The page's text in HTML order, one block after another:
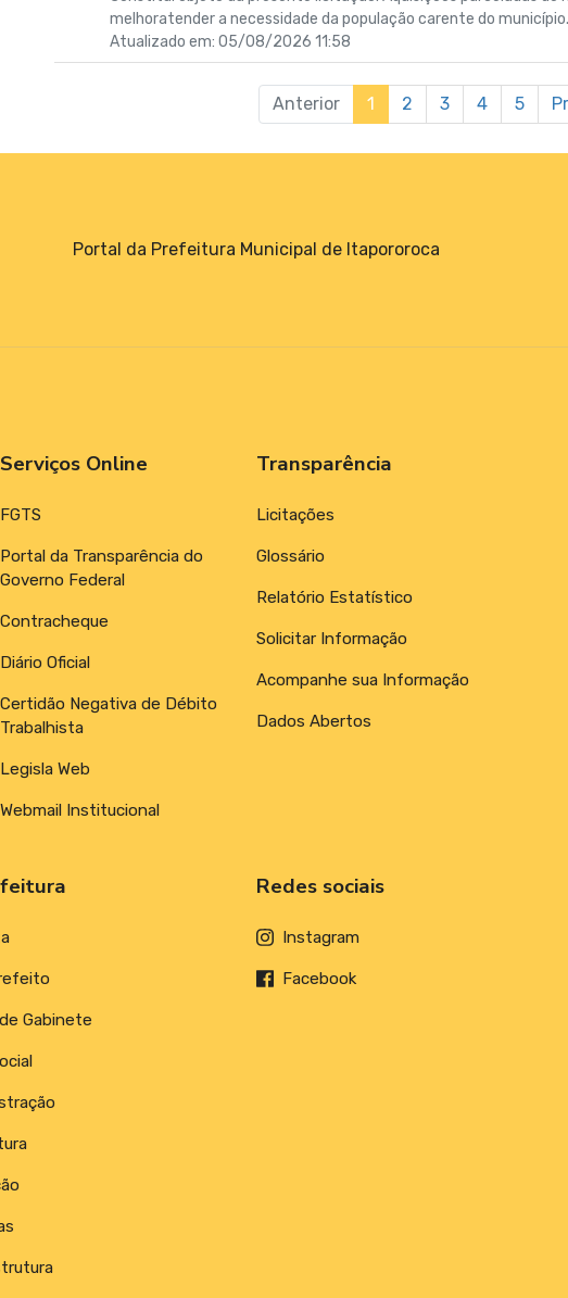
melhoratender a necessidade da população carente do município.
Atualizado em: 05/08/2026 11:58
Anterior 1 2 3 4 5
Portal da Prefeitura Municipal de Itapororoca
Serviços Online
FGTS
Portal da Transparência do
Governo Federal
Contracheque
Diário Oficial
Certidão Negativa de Débito
Trabalhista
Legisla Web
Webmail Institucional
Transparência
Licitações
Glossário
Relatório Estatístico
Solicitar Informação
Acompanhe sua Informação
Dados Abertos
Gabinete
Redes sociais
Instagram
Facebook